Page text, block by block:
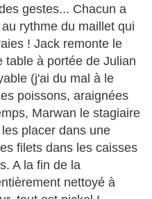
gestes... Chacun a
rythme du maillet qui
! Jack remonte le
table à portée de Julian
(j'ai du mal à le
poissons, araignées
Marwan le stagiaire
placer dans une
filets dans les caisses
A la fin de la
nettoyé à